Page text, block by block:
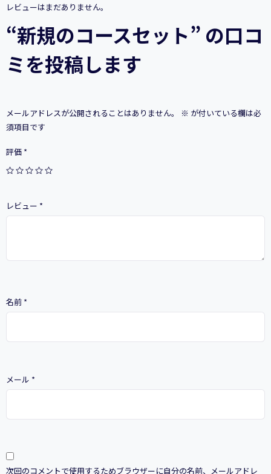
レビューはまだありません。
“新規のコースセット” の口コ
ミを投稿します
メールアドレスが公開されることはありません。 ※ が付いている欄は必
須項目です
評価 *
レビュー *
名前 *
メール *
次回のコメントで使用するためブラウザーに自分の名前、メールアドレ